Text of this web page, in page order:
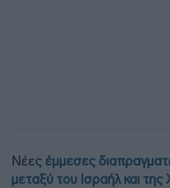
Νέες έμμεσες
μεταξύ του Ισραήλ και